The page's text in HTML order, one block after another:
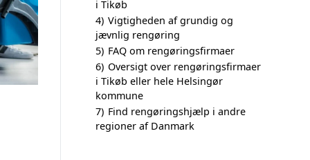
i Tikøb
4) Vigtigheden af grundig og
jævnlig rengøring
5) FAQ om rengøringsfirmaer
6) Oversigt over rengøringsfirmaer
i Tikøb eller hele Helsingør
kommune
7) Find rengøringshjælp i andre
regioner af Danmark